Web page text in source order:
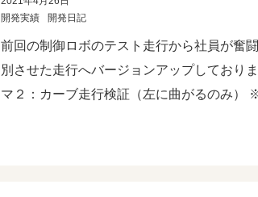
開発実績
開発日記
前回の制御ロボのテスト走行から社員が奮
別させた走行へバージョンアップしており
マ２：カーブ走行検証（左に曲がるのみ）